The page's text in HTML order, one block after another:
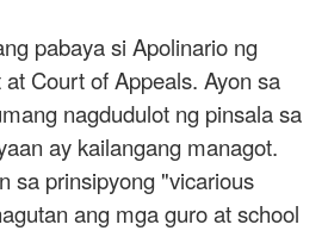
pabaya si Apolinario ng
Court of Appeals. Ayon sa
nagdudulot ng pinsala sa
ay kailangang managot.
sa prinsipyong "vicarious
ang mga guro at school